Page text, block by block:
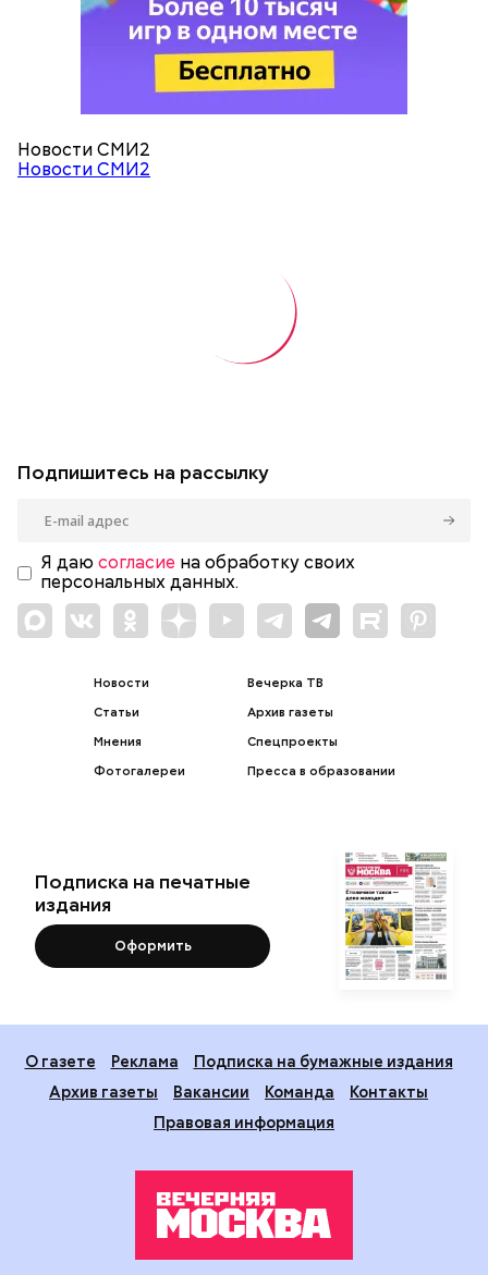
Новости СМИ2
Новости СМИ2
Подпишитесь на рассылку
Я даю согласие на обработку своих
персональных данных.
Новости
Статьи
Мнения
Фотогалереи
Вечерка ТВ
Архив газеты
Спецпроекты
Пресса в образовании
Подписка на печатные
издания
Оформить
О газете Реклама
Подписка на бумажные издания
Архив газеты
Вакансии Команда
Контакты
Правовая информация